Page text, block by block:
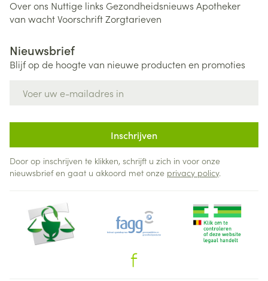
Over ons Nuttige links Gezondheidsnieuws Apotheker
van wachtVoorschriftZorgtarieven
Nieuwsbrief
Blijf op de hoogte van nieuwe producten en promoties
Inschrijven
Door op inschrijven te klikken, schrijft u zich in voor onze
nieuwsbrief en gaat u akkoord met onze privacy policy.